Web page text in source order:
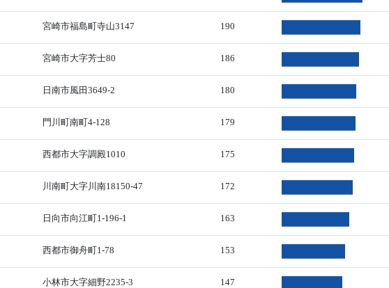
宮崎市福島町寺山3147 190
宮崎市大字芳士80 186
日南市風田3649-2 180
門川町南町4-128 179
西都市大字調殿1010 175
川南町大字川南18150-47 172
日向市向江町1-196-1 163
西都市御舟町1-78 153
小林市大字細野2235-3 147